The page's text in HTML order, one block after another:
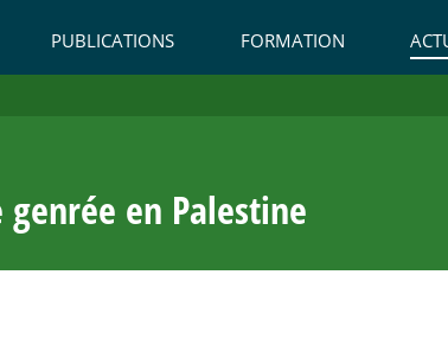
PUBLICATIONS FORMATION
en Palestine